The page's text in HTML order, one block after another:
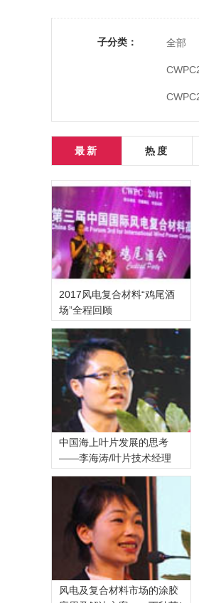
子分类： 全部
最新 热度
2017风电复合材料“鸡尾酒
场”全程回顾
中国海上叶片发展的思考
——李海涛/叶片技术经理
风电及复合材料市场的涂胶